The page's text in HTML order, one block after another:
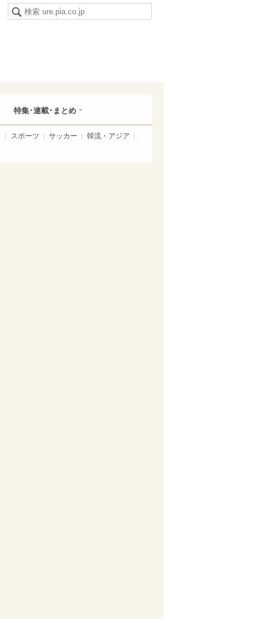
特集･連載･まとめ
スポーツ サッカー
韓流・アジア